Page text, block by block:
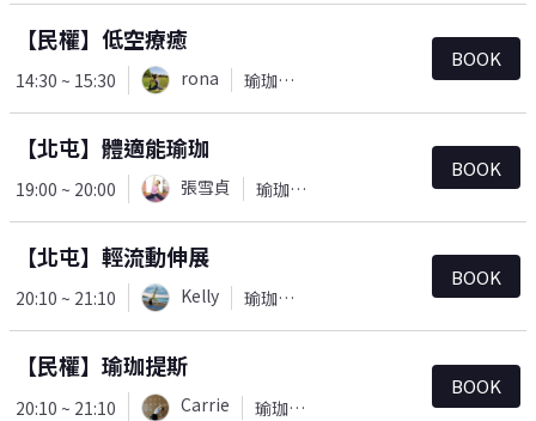
【民權】低空療癒
14:30 ~ 15:30 rona 瑜珈＆皮拉提斯
BOOK
【北屯】體適能瑜珈
19:00 ~ 20:00 張雪貞 瑜珈＆皮拉提斯
BOOK
【北屯】輕流動伸展
20:10 ~ 21:10 Kelly 瑜珈＆皮拉提斯
BOOK
【民權】瑜珈提斯
20:10 ~ 21:10 Carrie 瑜珈＆皮拉提斯
BOOK